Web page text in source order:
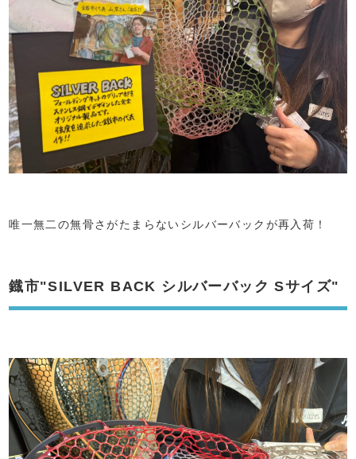
唯一無二の無骨さがたまらないシルバーバックが再入荷！
鐡市"SILVER BACK シルバーバック Sサイズ"